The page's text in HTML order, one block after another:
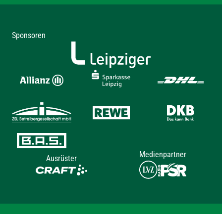
Sponsoren
Ausrüster Medienpartner